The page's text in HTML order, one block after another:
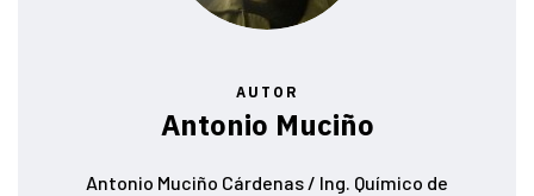
AUTOR
Antonio Muciño
Antonio Muciño Cárdenas / Ing. Químico de